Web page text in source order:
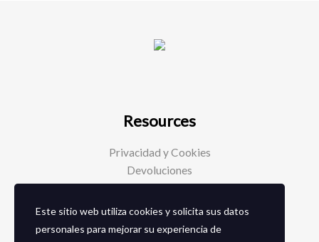
Resources
Privacidad y Cookies
Devoluciones
Social Media
Este sitio web utiliza cookies y solicita sus datos
personales para mejorar su experiencia de